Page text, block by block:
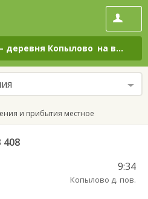
– деревня Копылово на все дни
и прибытия местное
9:34
Копылово д. пов.